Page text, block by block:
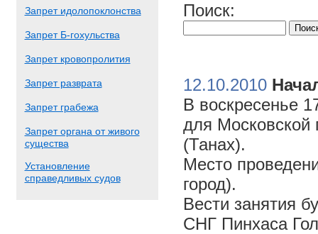
Запрет идолопоклонства
Запрет Б-гохульства
Запрет кровопролития
Запрет разврата
Запрет грабежа
Запрет органа от живого
существа
Установление
справедливых судов
Поиск:
12.10.2010
В воскресенье
для Московской
(Танах).
Место
город).
Вести занятия
СНГ Пинхаса